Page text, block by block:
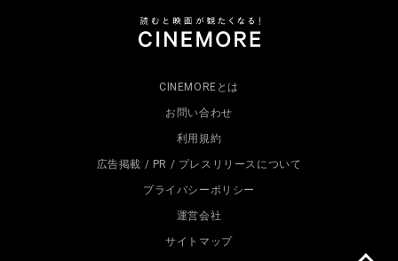
CINEMOREとは
お問い合わせ
利用規約
広告掲載 / PR / プレスリリースについて
プライバシーポリシー
運営会社
サイトマップ